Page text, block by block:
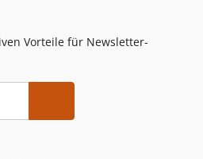
Vorteile für Newsletter-